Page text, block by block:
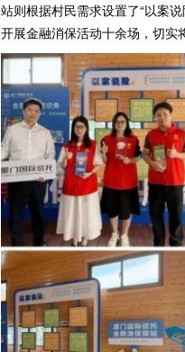
站则根据村民需求设置了“以案
开展金融消保活动十余场，切实